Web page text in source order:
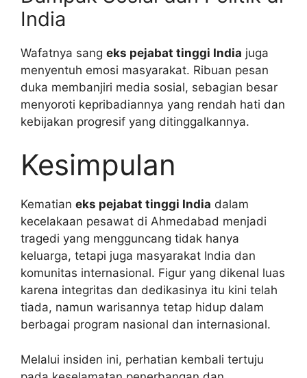
India
Wafatnya sang eks pejabat tinggi India juga
menyentuh emosi masyarakat. Ribuan pesan
duka membanjiri media sosial, sebagian besar
menyoroti kepribadiannya yang rendah hati dan
kebijakan progresif yang ditinggalkannya.
Kesimpulan
Kematian eks pejabat tinggi India dalam
kecelakaan pesawat di Ahmedabad menjadi
tragedi yang mengguncang tidak hanya
keluarga, tetapi juga masyarakat India dan
komunitas internasional. Figur yang dikenal luas
karena integritas dan dedikasinya itu kini telah
tiada, namun warisannya tetap hidup dalam
berbagai program nasional dan internasional.
Melalui insiden ini, perhatian kembali tertuju